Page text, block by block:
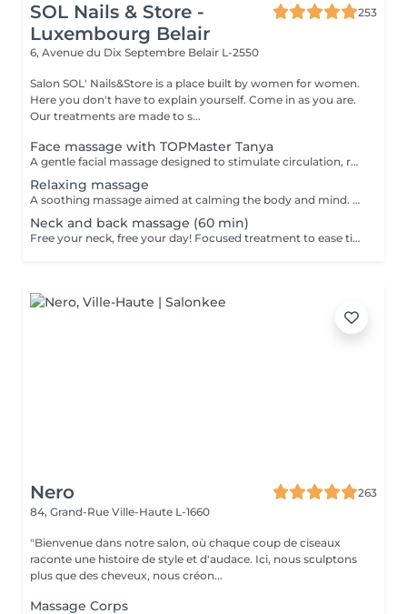
SOL Nails & Store -
Luxembourg Belair
253
6, Avenue du Dix Septembre Belair L-2550
Salon SOL' Nails&Store is a place built by women for women.
Here you don't have to explain yourself. Come in as you are.
Our treatments are made to s...
Face massage with TOPMaster Tanya
A gentle facial massage designed to stimulate circulation, relax facial tension and enhance the natural glow of the skin. The treatment can help the face look fresher, more rested and more radiant. Result: relaxed facial features, improved skin freshness and a healthy glow. Recommended frequency: once a week or every 2 weeks.
Relaxing massage
A soothing massage aimed at calming the body and mind. Gentle, flowing movements help reduce stress, ease muscular tension and create a deep sense of relaxation. Result: improved well-being, reduced stress and a peaceful, rebalanced feeling. Recommended frequency: once a week or as often as needed for relaxation.
Neck and back massage (60 min)
Free your neck, free your day! Focused treatment to ease tightness, tension headaches, and stiffness in the neck and shoulders. You work in the office, spending long hours at a desk or looking at screens. THIS MASSAGE IS FOR YOU! Restores movement and reduces pain.
Nero
263
84, Grand-Rue Ville-Haute L-1660
"Bienvenue dans notre salon, où chaque coup de ciseaux
raconte une histoire de style et d'audace. Ici, nous sculptons
plus que des cheveux, nous créon...
Massage Corps